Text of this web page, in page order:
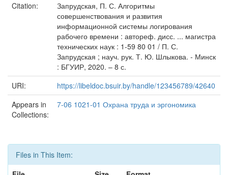
Citation:
Запрудская, П. С. Алгоритмы
совершенствования и развития
информационной системы логирования
рабочего времени : автореф. дисс. ... магистра
технических наук : 1-59 80 01 / П. С.
Запрудская ; науч. рук. Т. Ю. Шлыкова. - Минск
: БГУИР, 2020. – 8 с.
URI:
https://libeldoc.bsuir.by/handle/123456789/42640
Appears in
Collections:
7-06 1021-01 Охрана труда и эргономика
Files in This Item: